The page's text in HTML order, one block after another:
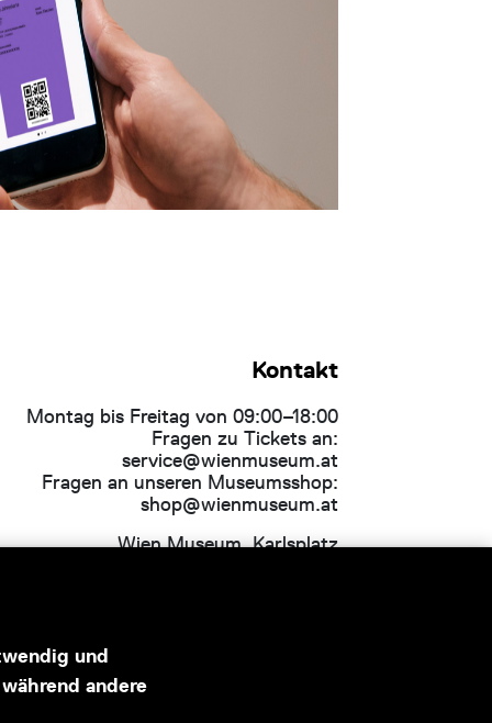
und
andere
Kontakt
Montag bis Freitag von 09:00–18:00
Fragen zu Tickets an:
service@wienmuseum.at
Fragen an unseren Museumsshop:
shop@wienmuseum.at
Wien Museum, Karlsplatz